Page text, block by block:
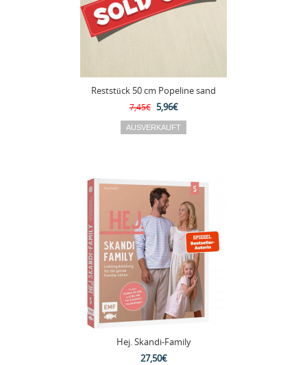
Reststück 50 cm Popeline sand
7,45€ 5,96€
Hej. Skandi-Family
27,50€